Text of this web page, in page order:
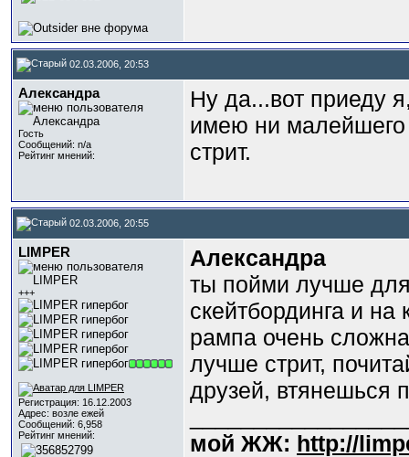
02.03.2006, 20:53
Александра
Гость
Сообщений: n/a
Рейтинг мнений:
Ну да...вот приеду
имею ни малейшего
стрит.
02.03.2006, 20:55
LIMPER
+++
Регистрация: 16.12.2003
Адрес: возле ежей
Сообщений: 6,958
Рейтинг мнений:
Александра
ты пойми лучше для
скейтбординга и на
рампа очень
лучше стрит,
друзей, втянешься
мой ЖЖ: http://